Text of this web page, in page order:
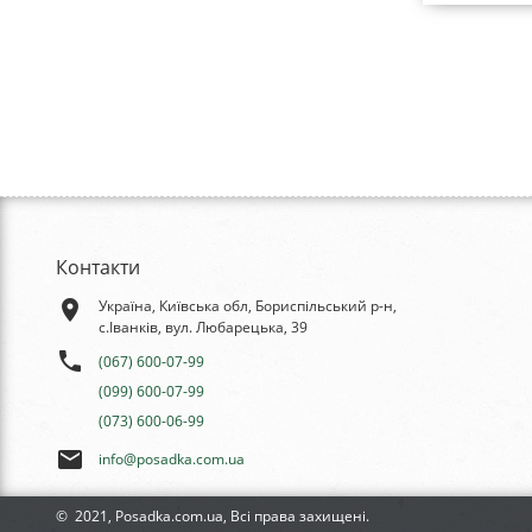
Контакти
place
Україна, Київська обл, Бориспільський р-н,
с.Іванків, вул. Любарецька, 39
phone
(067) 600-07-99
(099) 600-07-99
(073) 600-06-99
email info@posadka.com.ua
© 2021, Posadka.com.ua, Всі права захищені.